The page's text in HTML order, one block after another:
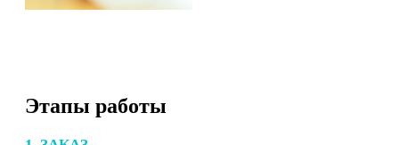
Этапы работы